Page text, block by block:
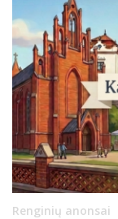
Renginių anonsai